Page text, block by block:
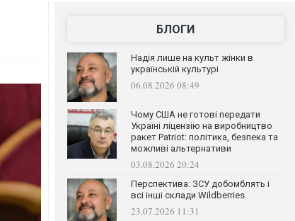
БЛОГИ
Надія лише на культ жінки в
українській культурі
06.08.2026 08:49
Чому США не готові передати
Україні ліцензію на виробництво
ракет Patriot: політика, безпека та
можливі альтернативи
03.08.2026 20:24
Перспектива: ЗСУ добомблять і
всі інші склади Wildberries
23.07.2026 11:31